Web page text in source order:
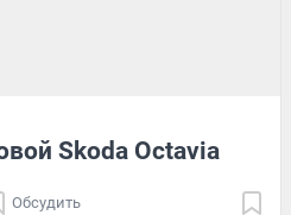
Skoda Octavia
Обсудить